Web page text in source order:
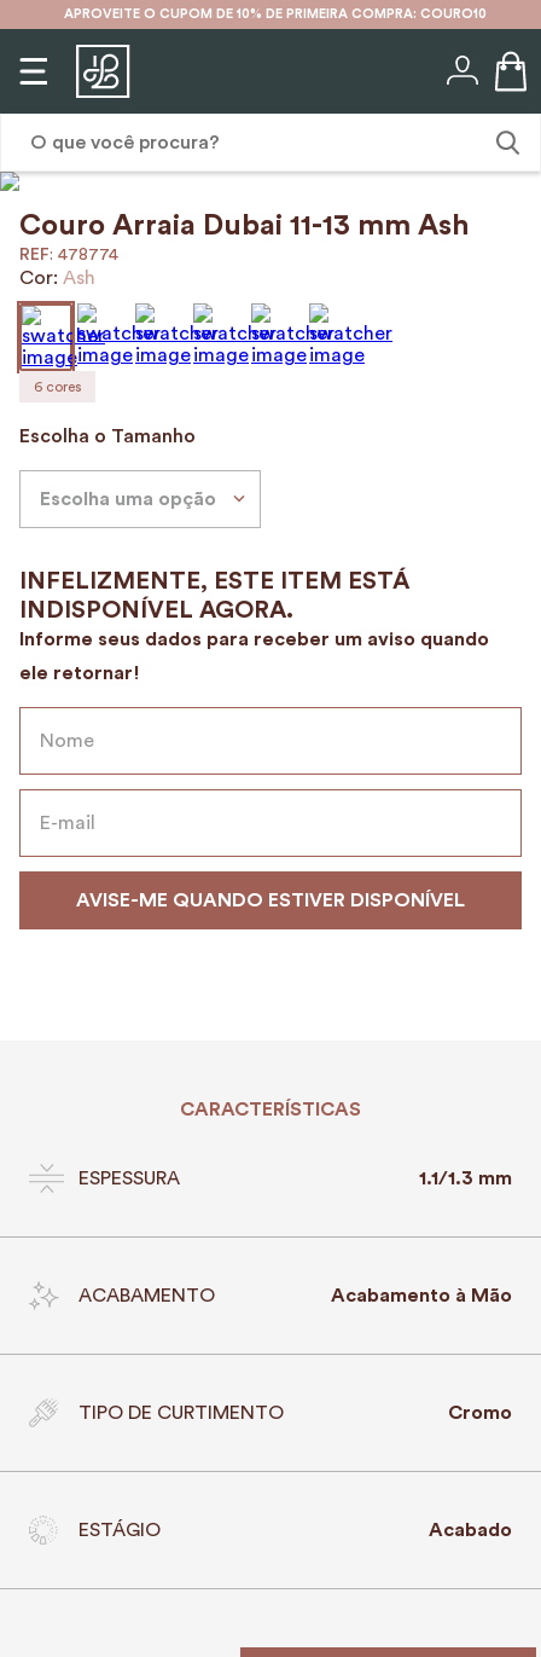
APROVEITE O CUPOM DE 10% DE PRIMEIRA COMPRA: COURO10
Couro Arraia Dubai 11-13 mm Ash
: 478774
Cor: Ash
6cores
Escolha o Tamanho
Escolha uma opção
CARACTERÍSTICAS
ESPESSURA 1.1/1.3 mm
ACABAMENTO Acabamento à Mão
TIPO DE CURTIMENTO Cromo
ESTÁGIO Acabado
1º
mochila
2 º
karina
couro
4º
cinto
6º
avental
nécessaire
8º
carteira
9º
alvorada
10º mala